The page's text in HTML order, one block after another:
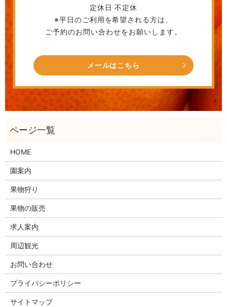
定休日 不定休
※平日のご利用を希望される方は、
ご予約のお問い合わせをお願いします。
メールはこちら
HOME
園案内
果物狩り
果物の販売
求人案内
周辺観光
お問い合わせ
プライバシーポリシー
サイトマップ